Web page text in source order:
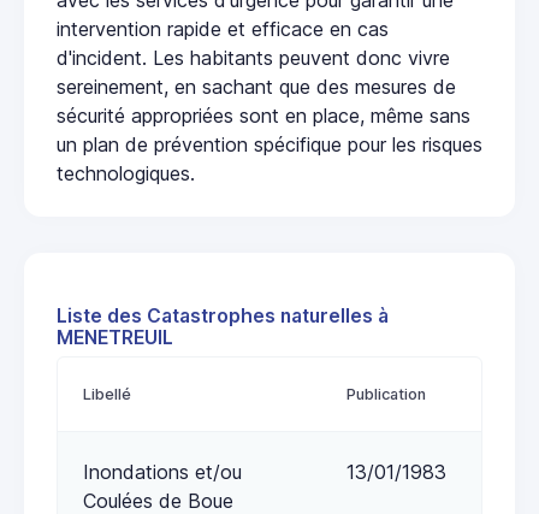
intervention rapide et efficace en cas
d'incident. Les habitants peuvent donc vivre
sereinement, en sachant que des mesures de
sécurité appropriées sont en place, même sans
un plan de prévention spécifique pour les risques
technologiques.
Liste des Catastrophes naturelles à
MENETREUIL
Libellé Publication
Inondations et/ou
Coulées de Boue
13/01/1983